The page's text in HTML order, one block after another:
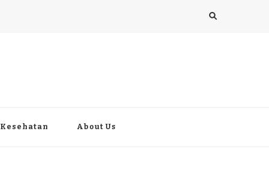
Kesehatan About Us